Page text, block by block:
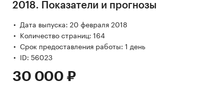
2018. Показатели и прогнозы
Дата выпуска: 20 февраля 2018
Количество страниц: 164
Срок предоставления работы: 1 день
ID: 56023
30 000 ₽